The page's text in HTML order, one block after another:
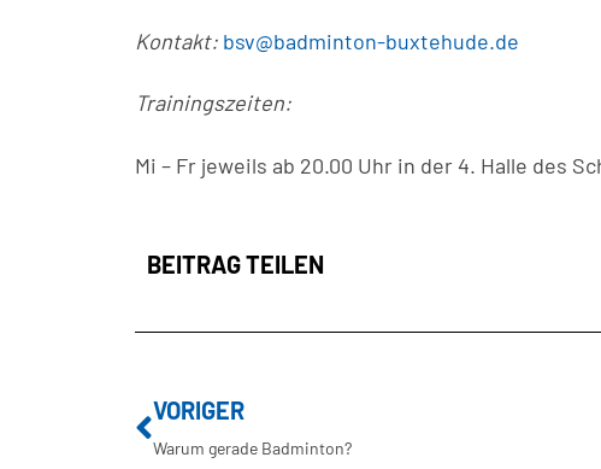
Kontakt: bsv@badminton-buxtehude.de
Trainingszeiten:
Mi – Fr jeweils ab 20.00 Uhr in der 4. Halle des
BEITRAG TEILEN
VORIGER
Warum gerade Badminton?